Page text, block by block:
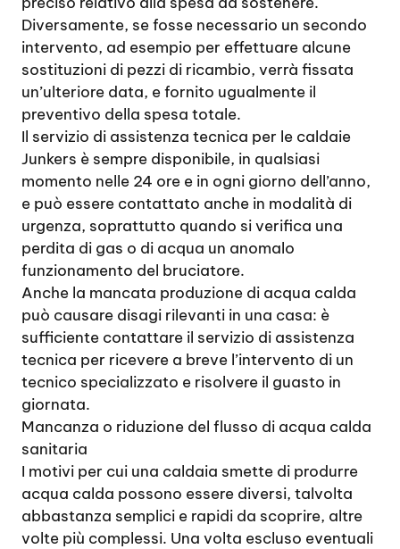
Diversamente, se fosse necessario un secondo
intervento, ad esempio per effettuare alcune
sostituzioni di pezzi di ricambio, verrà fissata
un’ulteriore data, e fornito ugualmente il
preventivo della spesa totale.
Il servizio di assistenza tecnica per le caldaie
Junkers è sempre disponibile, in qualsiasi
momento nelle 24 ore e in ogni giorno dell’anno,
e può essere contattato anche in modalità di
urgenza, soprattutto quando si verifica una
perdita di gas o di acqua un anomalo
funzionamento del bruciatore.
Anche la mancata produzione di acqua calda
può causare disagi rilevanti in una casa: è
sufficiente contattare il servizio di assistenza
tecnica per ricevere a breve l’intervento di un
tecnico specializzato e risolvere il guasto in
giornata.
Mancanza o riduzione del flusso di acqua calda
sanitaria
I motivi per cui una caldaia smette di produrre
acqua calda possono essere diversi, talvolta
abbastanza semplici e rapidi da scoprire, altre
volte più complessi. Una volta escluso eventuali